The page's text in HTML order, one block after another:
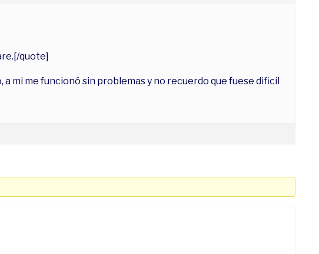
quote]
mi me funcionó sin problemas y no recuerdo que fuese dificil